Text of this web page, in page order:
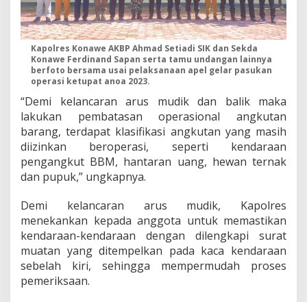
Kapolres Konawe AKBP Ahmad Setiadi SIK dan Sekda
Konawe Ferdinand Sapan serta tamu undangan lainnya
berfoto bersama usai pelaksanaan apel gelar pasukan
operasi ketupat anoa 2023.
“Demi kelancaran arus mudik dan balik maka
lakukan pembatasan operasional angkutan
barang, terdapat klasifikasi angkutan yang masih
diizinkan beroperasi, seperti kendaraan
pengangkut BBM, hantaran uang, hewan ternak
dan pupuk,” ungkapnya.
Demi kelancaran arus mudik, Kapolres
menekankan kepada anggota untuk memastikan
kendaraan-kendaraan dengan dilengkapi surat
muatan yang ditempelkan pada kaca kendaraan
sebelah kiri, sehingga mempermudah proses
pemeriksaan.